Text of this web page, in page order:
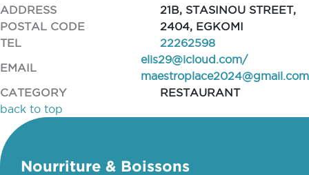
ADDRESS
21B, STASINOU STREET,
POSTAL CODE
2404, EGKOMI
TEL
22262598
EMAIL
elis29@icloud.com/
maestroplace2024@gmail.com
CATEGORY
RESTAURANT
back to top
Nourriture & Boissons